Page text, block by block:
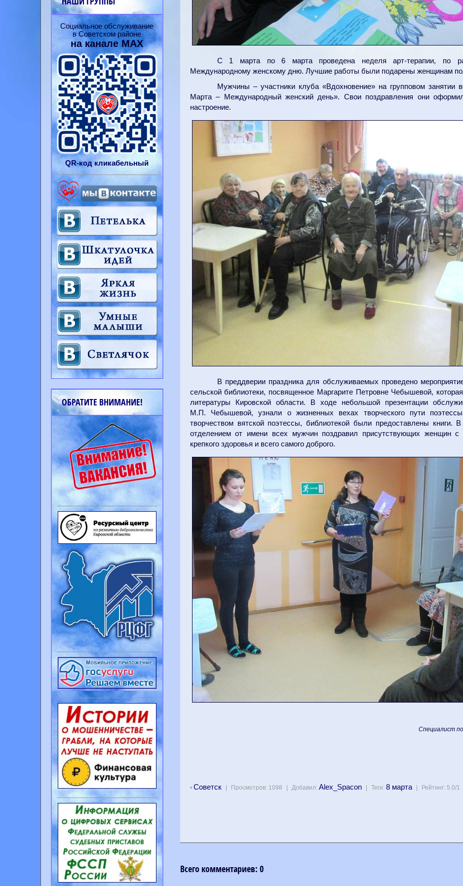
С 1 марта по 6 марта проведена неделя арт-терапии, по
Международному женскому дню. Лучшие работы были подарены женщинам
Мужчины – участники клуба «Вдохновение» на групповом занятии
Марта – Международный женский день». Свои поздравления они
настроение.
В преддверии праздника для обслуживаемых проведено
сельской библиотеки, посвященное Маргарите Петровне Чебышевой,
литературы Кировской области. В ходе небольшой презентации
М.П. Чебышевой, узнали о жизненных вехах творческого пути
творчеством вятской поэтессы, библиотекой были предоставлены книги.
отделением от имени всех мужчин поздравил присутствующих женщин
крепкого здоровья и всего самого доброго.
Специалист
• Советск Просмотров: 1098 Добавил: Alex_Spacon Теги: 8 марта Рейтинг: 5.0/1
Всего комментариев: 0
Социальное обслуживание
в Советском районе
на канале MAX
QR-кодкликабельный
ОБРАТИТЕ ВНИМАНИЕ!